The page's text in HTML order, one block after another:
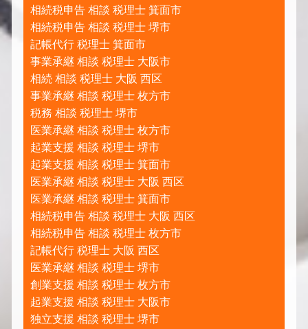
相続税申告 相談 税理士 箕面市
相続税申告 相談 税理士 堺市
記帳代行 税理士 箕面市
事業承継 相談 税理士 大阪市
相続 相談 税理士 大阪 西区
事業承継 相談 税理士 枚方市
税務 相談 税理士 堺市
医業承継 相談 税理士 枚方市
起業支援 相談 税理士 堺市
起業支援 相談 税理士 箕面市
医業承継 相談 税理士 大阪 西区
医業承継 相談 税理士 箕面市
相続税申告 相談 税理士 大阪 西区
相続税申告 相談 税理士 枚方市
記帳代行 税理士 大阪 西区
医業承継 相談 税理士 堺市
創業支援 相談 税理士 枚方市
起業支援 相談 税理士 大阪市
独立支援 相談 税理士 堺市